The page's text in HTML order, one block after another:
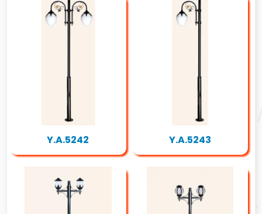
Y.A.5242 Y.A.5243